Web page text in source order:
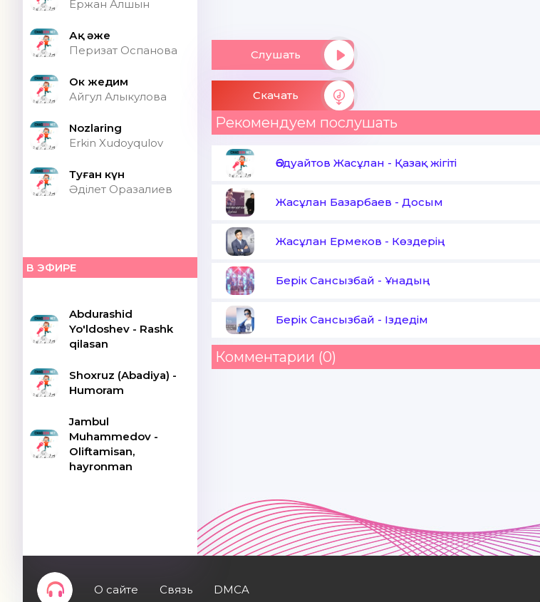
Ержан Алшын
Ақ әже
Перизат Оспанова
Ок жедим
Айгул Алыкулова
Nozlaring
Erkin Xudoyqulov
Туған күн
Әділет Оразалиев
В ЭФИРЕ
Abdurashid
Yo'ldoshev - Rashk
qilasan
Shoxruz (Abadiya) -
Humoram
Jambul
Muhammedov -
Oliftamisan,
hayronman
Слушать
Скачать
Рекомендуем послушать
Әбдуайтов Жасұлан - Қазақ жігіті
Жасұлан Базарбаев - Досым
Жасұлан Ермеков - Көздерің
Берік Сансызбай - Ұнадың
Берік Сансызбай - Іздедім
Комментарии (0)
О сайте Связь DMCA